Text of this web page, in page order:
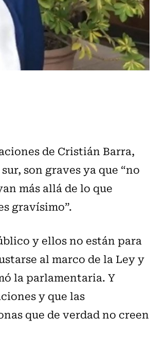
de Cristián Barra,
son graves ya que “no
más allá de lo que
gravísimo”.
y ellos no están para
al marco de la Ley y
la parlamentaria. Y
y que las
que de verdad no creen